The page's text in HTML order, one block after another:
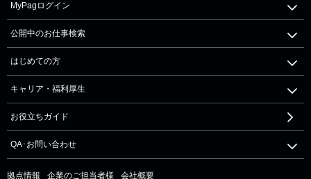
MyPagログイン
公開中のお仕事検索
はじめての方
キャリア・福利厚生
お役立ちガイド
QA･お問い合わせ
拠点情報 企業のご担当者様 会社概要